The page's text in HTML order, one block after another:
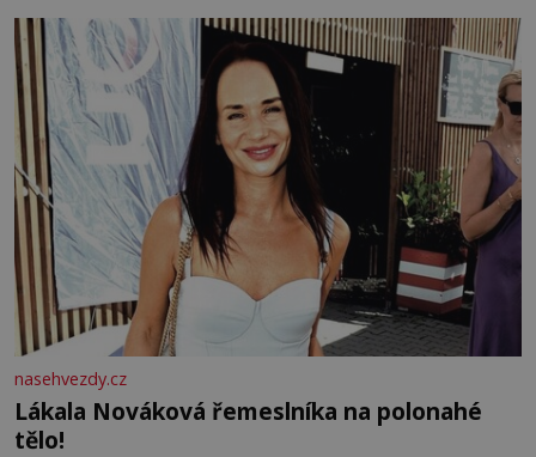
tisíc příslušnic svého včelstva, vznikne jeden z
nejdokonalejších organismů
nasehvezdy.cz
Lákala Nováková řemeslníka na polonahé
tělo!